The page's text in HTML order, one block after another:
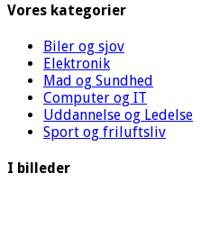
Vores kategorier
Biler og sjov
Elektronik
Mad og Sundhed
Computer og IT
Uddannelse og Ledelse
Sport og friluftsliv
I billeder